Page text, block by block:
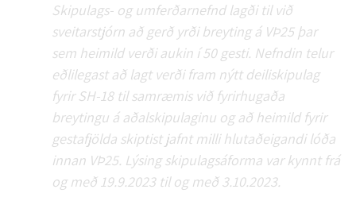
Skipulags- og umferðarnefnd lagði til við
sveitarstjórn að gerð yrði breyting á VÞ25 þar
sem heimild verði aukin í 50 gesti. Nefndin telur
eðlilegast að lagt verði fram nýtt deiliskipulag
fyrir SH-18 til samræmis við fyrirhugaða
breytingu á aðalskipulaginu og að heimild fyrir
gestafjölda skiptist jafnt milli hlutaðeigandi lóða
innan VÞ25. Lýsing skipulagsáforma var kynnt frá
og með 19.9.2023 til og með 3.10.2023.